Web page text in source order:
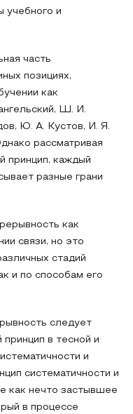
учебного и
часть
позициях,
как
Ш. И.
Ю. А. Кустов, И. Я.
рассматривая
принцип, каждый
разные грани
как
связи, но это
стадий
и по способам его
следует
принцип в тесной и
и
систематичности и
как нечто застывшее
в процессе